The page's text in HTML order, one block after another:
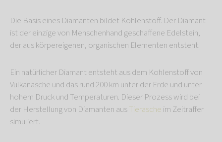
Die Basis eines Diamanten bildet Kohlenstoff. Der Diamant
ist der einzige von Menschenhand geschaffene Edelstein,
der aus körpereigenen, organischen Elementen entsteht.
Ein natürlicher Diamant entsteht aus dem Kohlenstoff von
Vulkanasche und das rund 200 km unter der Erde und unter
hohem Druck und Temperaturen. Dieser Prozess wird bei
der Herstellung von Diamanten ausTierasche im Zeitraffer
simuliert.